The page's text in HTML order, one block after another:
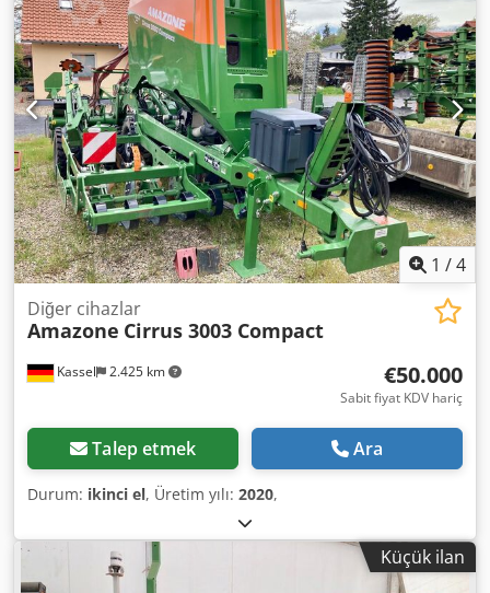
1 /4
Kassel 2.425 km
Diğer cihazlar
Amazone Cirrus 3003 Compact
€50.000
Sabit fiyat KDV hariç
Talep etmek Ara
Durum: ikinci el, Üretim yılı: 2020,
Küçük ilan